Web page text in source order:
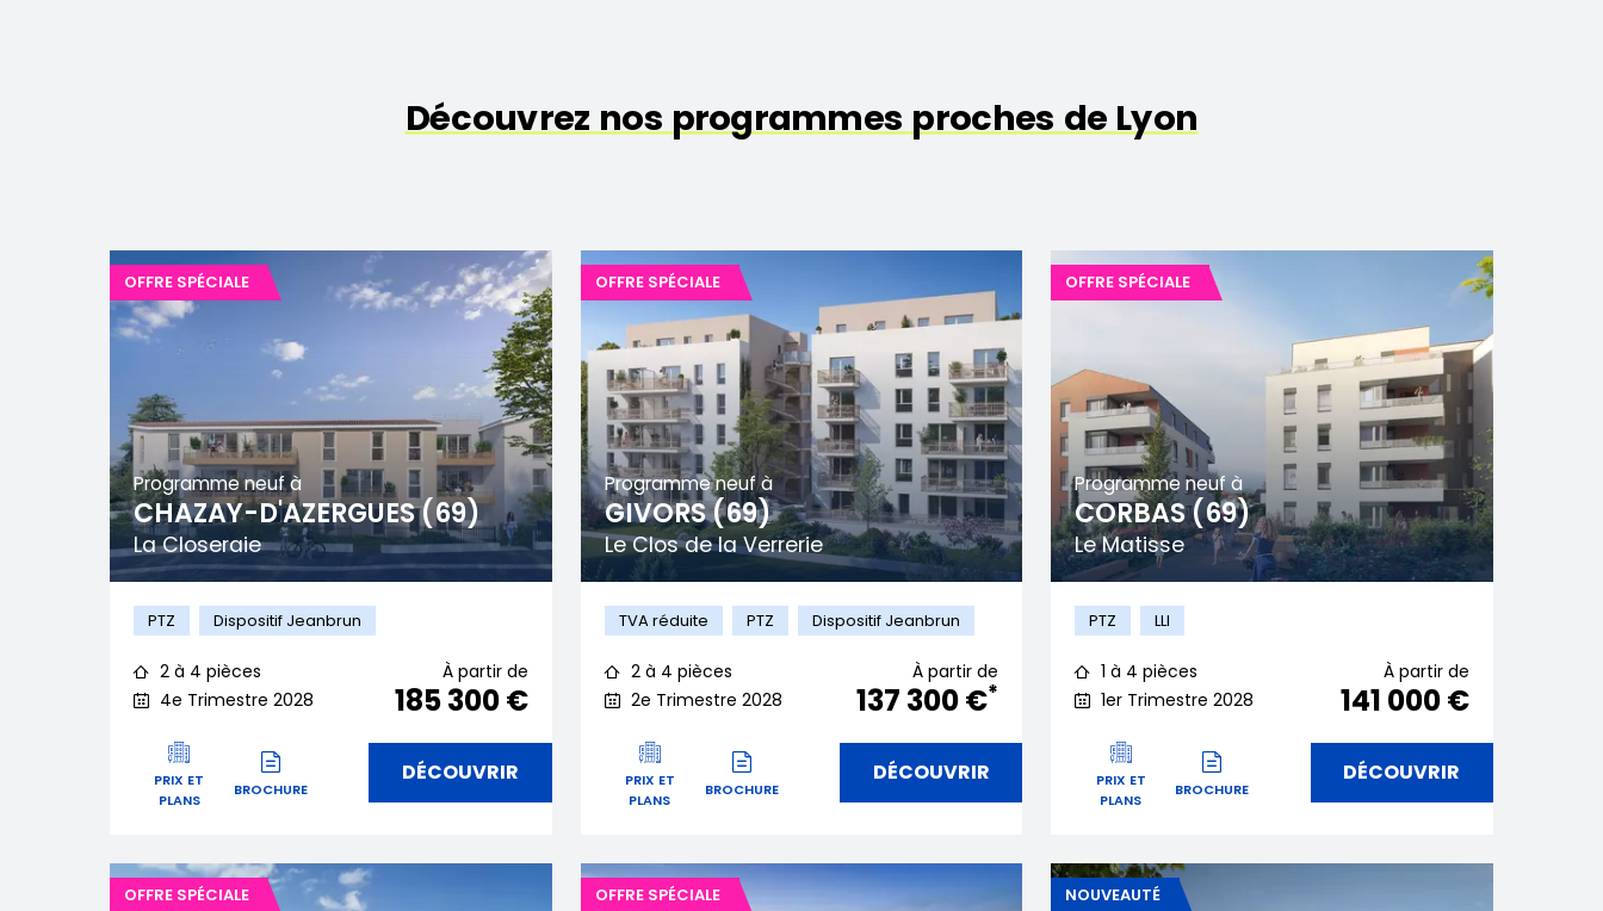
Découvrez nos programmes proches de Lyon
Programme neuf à
CHAZAY-D'AZERGUES (69)
La Closeraie
OFFRE SPÉCIALE
PTZ Dispositif Jeanbrun
2 à 4 pièces
4e Trimestre 2028
À partir de
185 300 €
PRIX ET
PLANS
BROCHURE
DÉCOUVRIR
Programme neuf à
GIVORS (69)
Le Clos de la Verrerie
OFFRE SPÉCIALE
TVA réduite PTZ Dispositif Jeanbrun
2 à 4 pièces
2e Trimestre 2028
À partir de
137 300 €*
PRIX ET
PLANS
BROCHURE
DÉCOUVRIR
Programme neuf à
CORBAS (69)
Le Matisse
OFFRE SPÉCIALE
PTZ LLI
1 à 4 pièces
1er Trimestre 2028
À partir de
141 000 €
PRIX ET
PLANS
BROCHURE
DÉCOUVRIR
OFFRE SPÉCIALE OFFRE SPÉCIALE NOUVEAUTÉ